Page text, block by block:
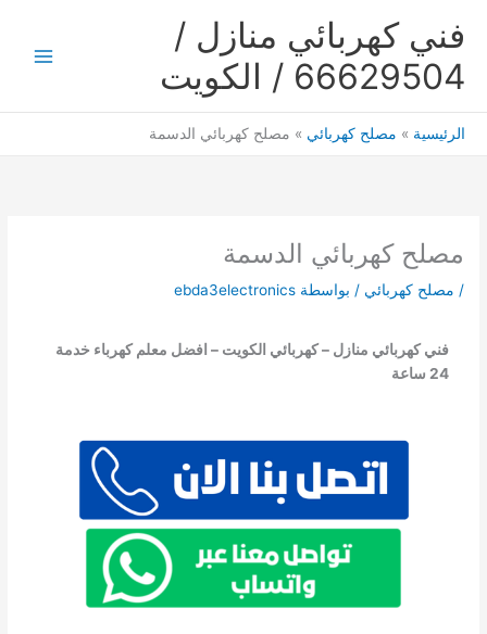
فني كهربائي منازل /
66629504 / الكويت
الرئيسية مصلح كهربائي مصلح كهربائي الدسمة
مصلح كهربائي الدسمة
/ مصلح كهربائي / بواسطة ebda3electronics
فني كهربائي منازل – كهربائي الكويت – افضل معلم كهرباء خدمة
24 ساعة